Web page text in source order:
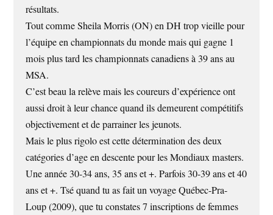
résultats.
Tout comme Sheila Morris (ON) en DH trop vieille pour
l’équipe en championnats du monde mais qui gagne 1
mois plus tard les championnats canadiens à 39 ans au
MSA.
C’est beau la relève mais les coureurs d’expérience ont
aussi droit à leur chance quand ils demeurent compétitifs
objectivement et de parrainer les jeunots.
Mais le plus rigolo est cette détermination des deux
catégories d’age en descente pour les Mondiaux masters.
Une année 30-34 ans, 35 ans et +. Parfois 30-39 ans et 40
ans et +. Tsé quand tu as fait un voyage Québec-Pra-
Loup (2009), que tu constates 7 inscriptions de femmes